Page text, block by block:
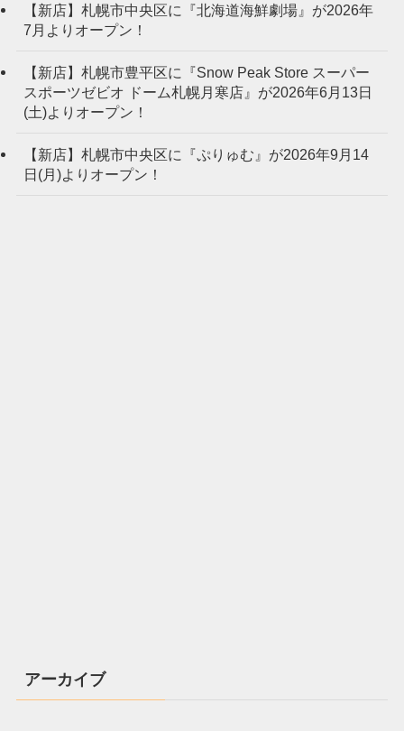
【新店】札幌市中央区に『北海道海鮮劇場』が2026年
7月よりオープン！
【新店】札幌市豊平区に『Snow Peak Store スーパー
スポーツゼビオ ドーム札幌月寒店』が2026年6月13日
(土)よりオープン！
【新店】札幌市中央区に『ぷりゅむ』が2026年9月14
日(月)よりオープン！
アーカイブ